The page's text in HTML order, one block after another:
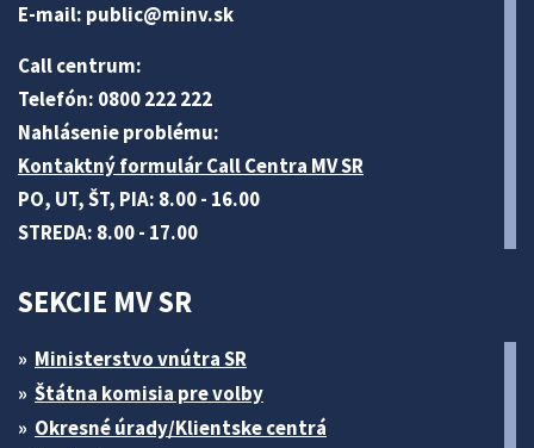
E-mail: public@minv.sk
Call centrum:
Telefón: 0800 222 222
Nahlásenie problému:
Kontaktný formulár Call Centra MV SR
PO, UT, ŠT, PIA: 8.00 - 16.00
STREDA: 8.00 - 17.00
SEKCIE MV SR
Ministerstvo vnútra SR
Štátna komisia pre volby
Okresné úrady/Klientske centrá